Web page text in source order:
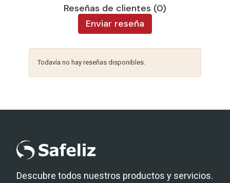
Reseñas de clientes (0)
Enviar reseña
Todavía no hay reseñas disponibles.
Descubre todos nuestros productos y servicios.